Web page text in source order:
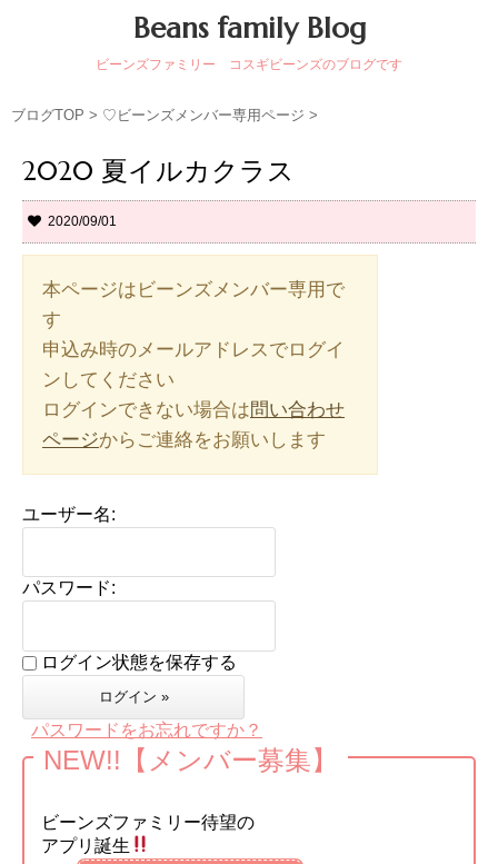
Beans family Blog
ビーンズファミリー コスギビーンズのブログです
ブログTOP > ♡ビーンズメンバー専用ページ >
2020 夏イルカクラス
2020/09/01
本ページはビーンズメンバー専用で
す
申込み時のメールアドレスでログイ
ンしてください
ログインできない場合は問い合わせ
ページからご連絡をお願いします
ユーザー名:
パスワード:
ログイン状態を保存する
パスワードをお忘れですか？
NEW!!【メンバー募集】
ビーンズファミリー待望の
アプリ誕生